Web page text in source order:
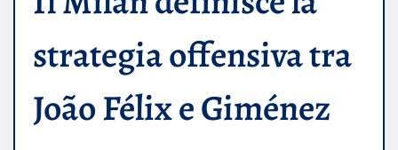
strategia offensiva tra
João Félix e Giménez